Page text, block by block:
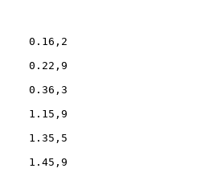
0.16,2
0.22,9
0.36,3
1.15,9
1.35,5
1.45,9